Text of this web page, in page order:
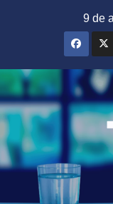
9 de